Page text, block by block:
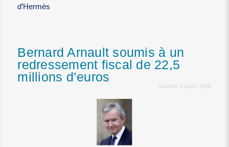
d’Hermès
Bernard Arnault soumis à un
redressement fiscal de 22,5
millions d’euros
Samedi 4 juillet 2026